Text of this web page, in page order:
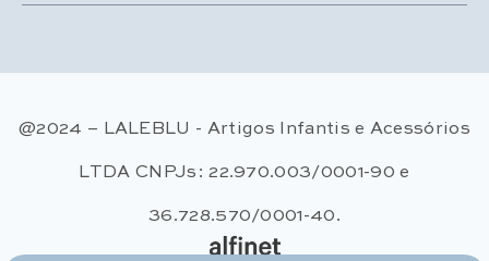
@2024 – LALEBLU - Artigos Infantis e Acessórios
LTDA CNPJs: 22.970.003/0001-90 e
36.728.570/0001-40.